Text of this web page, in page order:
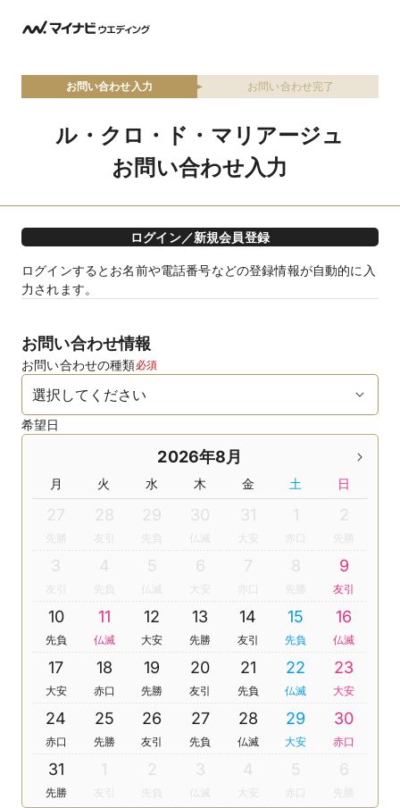
お問い合わせ入力 お問い合わせ完了
ル・クロ・ド・マリアージュ
お問い合わせ入力
ログイン／新規会員登録
ログインするとお名前や電話番号などの登録情報が自動的に入
力されます。
お問い合わせ情報
お問い合わせの種類必須
希望日
2026年8月
月 火 水 木 金 土 日
27 28
友引
29
先負
30
仏滅
31
大安
1 2
3
友引
4
先負
5
仏滅
6
大安
7 8 9
友引
10
先負
11
仏滅
12
大安
13
先勝
14
友引
15
先負
16
仏滅
17
大安
18
赤口
19
先勝
20
友引
21
先負
22
仏滅
23
大安
24
赤口
25
先勝
26
友引
27
先負
28
仏滅
29
大安
30
赤口
31
先勝
1
友引
2
先負
3
仏滅
4
大安
5 6